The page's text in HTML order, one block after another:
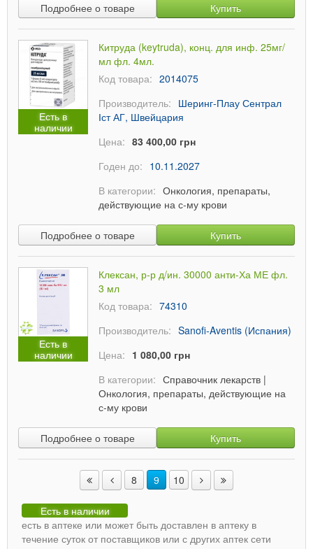
Подробнее о товаре Купить
Есть в
наличии
Китруда (keytruda), конц. для инф. 25мг/
мл фл. 4мл.
Код товара: 2014075
Производитель: Шеринг-Плау Сентрал
Іст АГ, Швейцария
Цена: 83 400,00 грн
Годен до: 10.11.2027
В категории: Онкология, препараты,
действующие на с-му крови
Подробнее о товаре Купить
Есть в
наличии
Клексан, р-р д/ин. 30000 анти-Ха МЕ фл.
3 мл
Код товара: 74310
Производитель: Sanofi-Aventis (Испания)
Цена: 1 080,00 грн
В категории: Справочник лекарств |
Онкология, препараты, действующие на
с-му крови
Подробнее о товаре Купить
8 9 10
Есть в наличии
есть в аптеке или может быть доставлен в аптеку в
течение суток от поставщиков или с других аптек сети